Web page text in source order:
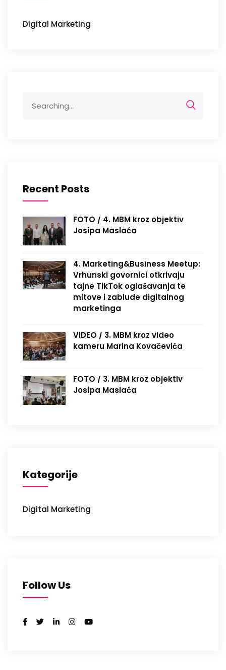
Digital Marketing
for:
Recent Posts
FOTO / 4. MBM kroz objektiv
Josipa Maslaća
4. Marketing&Business Meetup:
Vrhunski govornici otkrivaju
tajne TikTok oglašavanja te
mitove i zablude digitalnog
marketinga
VIDEO / 3. MBM kroz video
kameru Marina Kovačevića
FOTO / 3. MBM kroz objektiv
Josipa Maslaća
Kategorije
Digital Marketing
Follow Us